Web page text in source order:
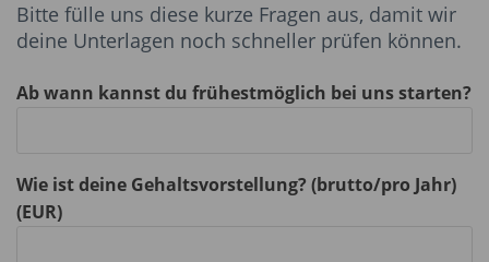
Bitte fülle uns diese kurze Fragen aus, damit wir
deine Unterlagen noch schneller prüfen können.
Ab wann kannst du frühestmöglich bei uns starten?
Wie ist deine Gehaltsvorstellung? (brutto/pro Jahr)
(EUR)